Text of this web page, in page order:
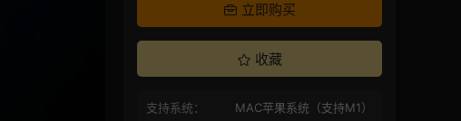
立即购买
收藏
支持系统：
MAC苹果系统（支持M1）